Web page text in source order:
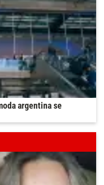
argentina se